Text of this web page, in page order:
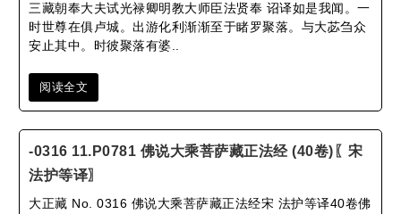
三藏朝奉大夫试光禄卿明教大师臣法贤奉 诏译如是我闻。一
时世尊在俱卢城。出游化利渐渐至于睹罗聚落。与大苾刍众
安止其中。时彼聚落有婆..
阅读全文
-0316 11.P0781 佛说大乘菩萨藏正法经 (40卷)〖宋
法护等译〗
大正藏 No. 0316 佛说大乘菩萨藏正法经宋 法护等译40卷佛